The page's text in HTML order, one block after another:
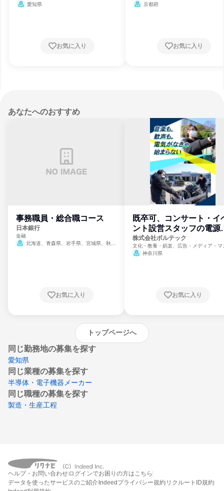
愛知県
お気に入り
京都府
お気に入り
あなたへのおすすめ
事務職員・総合職コース
日本銀行
金融
北海道、青森県、岩手県、宮城県、秋田
崎県、熊本県、大分県、宮崎県、鹿児島県、
お気に入り
既卒可、コンサート・イ
ント設営スタッフの電源
門
株式会社ボルテック
文化・教養・娯楽、広告・メディア・マ
ミ、電力・ガス・水道・エネルギー
神奈川県
お気に入り
トップページへ
同じ勤務地の募集を探す
愛知県
同じ業種の募集を探す
半導体・電子機器メーカー
同じ職種の募集を探す
製造・生産工程
ヘルプ・お問い合わせ ログインでお困りの方はこちら
データを使ったサービスのご紹介Indeedプライバシー規約 リクルートID規約